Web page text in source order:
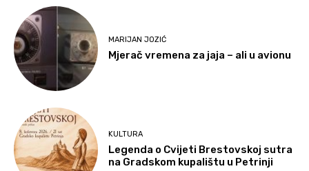
MARIJAN JOZIĆ
Mjerač vremena za jaja – ali u avionu
KULTURA
Legenda o Cvijeti Brestovskoj sutra
na Gradskom kupalištu u Petrinji